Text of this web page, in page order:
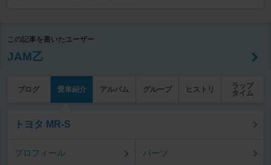
この記事を書いたユーザー
JAM乙
ブログ 愛車紹介 アルバム グループ ヒストリ
ラップ
タイム
トヨタ MR-S
プロフィール パーツ